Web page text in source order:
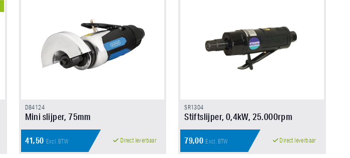
D84124
Mini slijper, 75mm
41,50 Excl. BTW Direct leverbaar
SR1304
Stiftslijper, 0,4kW, 25.000rpm
79,00 Excl. BTW Direct leverbaar